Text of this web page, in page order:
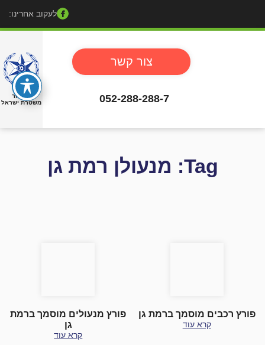
לעקוב אחרינו:
באישור
משטרת ישראל
צור קשר
052-288-288-7
Tag: מנעולן רמת גן
פורץ רכבים מוסמך ברמת גן
קרא עוד
פורץ מנעולים מוסמך ברמת
גן
קרא עוד